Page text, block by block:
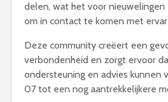
delen, wat het voor nieuwelingen
om in contact te komen met
Deze community creëert een
verbondenheid en zorgt ervoor
ondersteuning en advies kunnen
07 tot een nog aantrekkelijkere